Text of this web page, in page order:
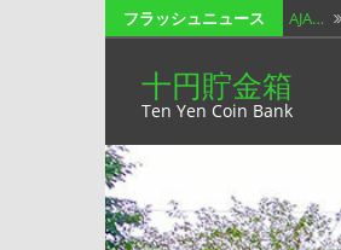
ツ
へ
ス
フラッシュニュース 春オン…
Win…
AJA…
十円貯金箱
Ten Yen Coin Bank